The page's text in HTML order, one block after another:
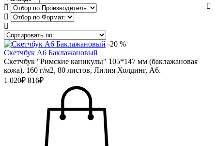
-20 %
Скетчбук А6 Баклажановый
Скетчбук "Римские каникулы" 105*147 мм (баклажановая
кожа), 160 г/м2, 80 листов, Лилия Холдинг, А6.
1 020₽ 816₽